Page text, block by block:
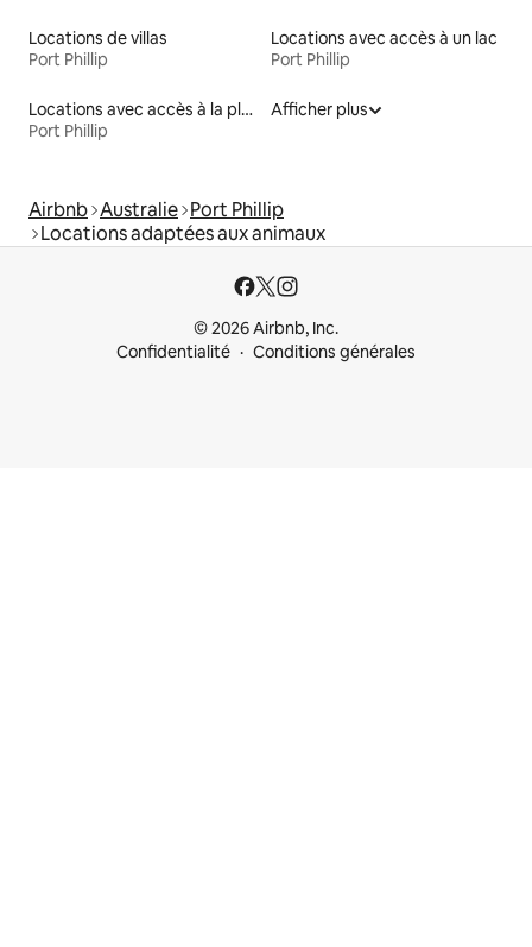
Locations de villas
Port Phillip
Locations avec accès à un lac
Port Phillip
Locations avec accès à la plage
Port Phillip
Afficher plus
Airbnb Australie Port Phillip
Locations adaptées aux animaux
© 2026 Airbnb, Inc.
Confidentialité
Conditions générales